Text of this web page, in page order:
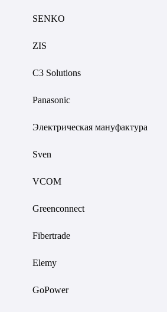
SENKO
ZIS
C3 Solutions
Panasonic
Электрическая мануфактура
Sven
VCOM
Greenconnect
Fibertrade
Elemy
GoPower